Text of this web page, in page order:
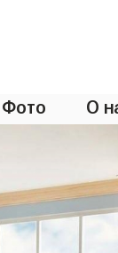
Фото О